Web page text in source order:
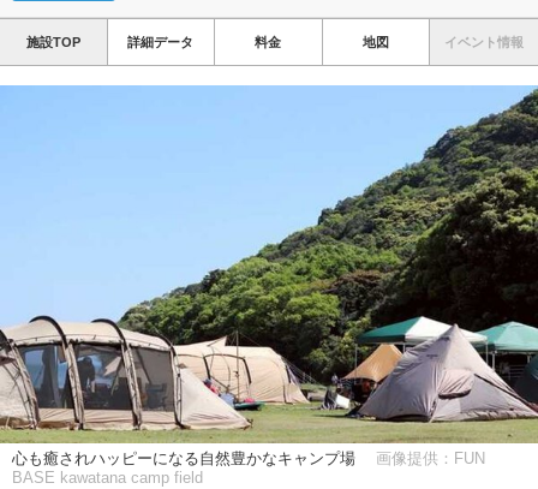
施設TOP 詳細データ 料金 地図 イベント情報
心も癒されハッピーになる自然豊かなキャンプ場
画像提供：FUN
BASE kawatana camp field